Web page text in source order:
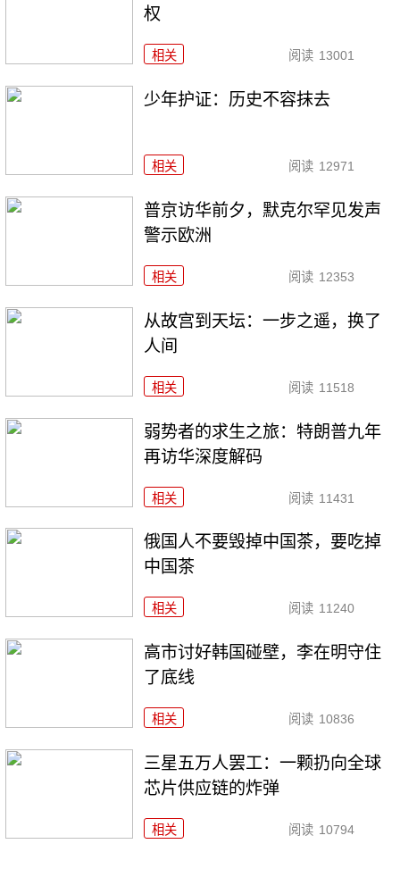
权
相关 阅读 13001
少年护证：历史不容抹去
相关 阅读 12971
普京访华前夕，默克尔罕见发声
警示欧洲
相关 阅读 12353
从故宫到天坛：一步之遥，换了
人间
相关 阅读 11518
弱势者的求生之旅：特朗普九年
再访华深度解码
相关 阅读 11431
俄国人不要毁掉中国茶，要吃掉
中国茶
相关 阅读 11240
高市讨好韩国碰壁，李在明守住
了底线
相关 阅读 10836
三星五万人罢工：一颗扔向全球
芯片供应链的炸弹
相关 阅读 10794